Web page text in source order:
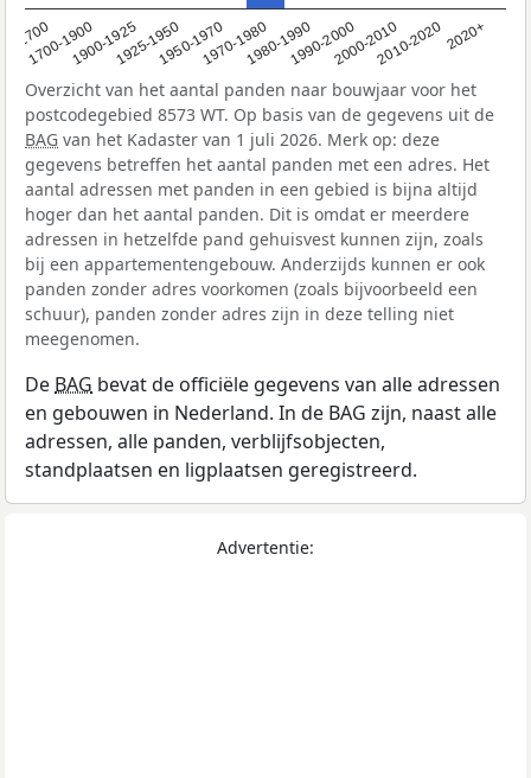
<1700
1700-19001900-19251925-19501950-19701970-19801980-19901990-20002000-20102010-20202020+
Overzicht van het aantal panden naar bouwjaar voor het
postcodegebied 8573 WT. Op basis van de gegevens uit de
BAG van het Kadaster van 1 juli 2026. Merk op: deze
gegevens betreffen het aantal panden met een adres. Het
aantal adressen met panden in een gebied is bijna altijd
hoger dan het aantal panden. Dit is omdat er meerdere
adressen in hetzelfde pand gehuisvest kunnen zijn, zoals
bij een appartementengebouw. Anderzijds kunnen er ook
panden zonder adres voorkomen (zoals bijvoorbeeld een
schuur), panden zonder adres zijn in deze telling niet
meegenomen.
De BAG bevat de officiële gegevens van alle adressen
en gebouwen in Nederland. In de BAG zijn, naast alle
adressen, alle panden, verblijfsobjecten,
standplaatsen en ligplaatsen geregistreerd.
Advertentie: